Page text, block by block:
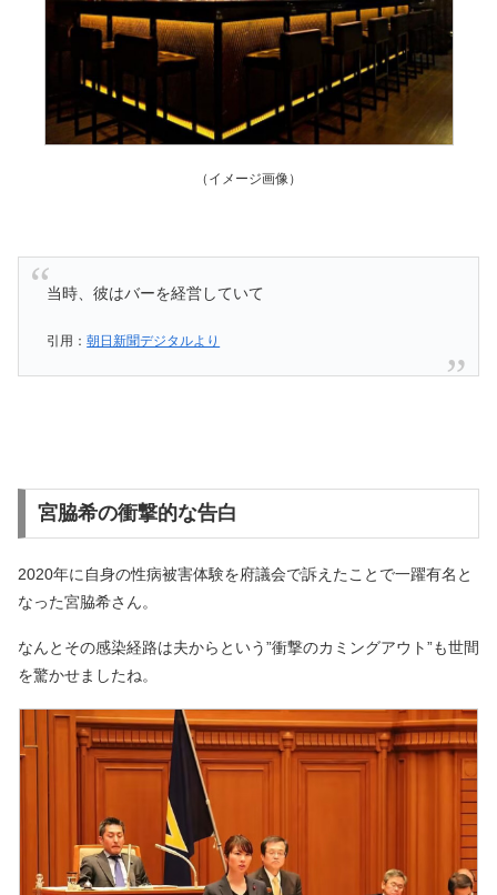
（イメージ画像）
当時、彼はバーを経営していて
引用：朝日新聞デジタルより
宮脇希の衝撃的な告白
2020年に自身の性病被害体験を府議会で訴えたことで一躍有名と
なった宮脇希さん。
なんとその感染経路は夫からという”衝撃のカミングアウト”も世間
を驚かせましたね。